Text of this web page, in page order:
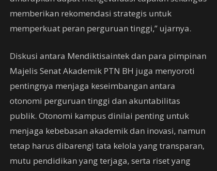
memberikan rekomendasi strategis untuk
memperkuat peran perguruan tinggi,” ujarnya.
Diskusi antara Mendiktisaintek dan para pimpinan
Majelis Senat Akademik PTN BH juga menyoroti
pentingnya menjaga keseimbangan antara
otonomi perguruan tinggi dan akuntabilitas
publik. Otonomi kampus dinilai penting untuk
menjaga kebebasan akademik dan inovasi, namun
tetap harus dibarengi tata kelola yang transparan,
mutu pendidikan yang terjaga, serta riset yang